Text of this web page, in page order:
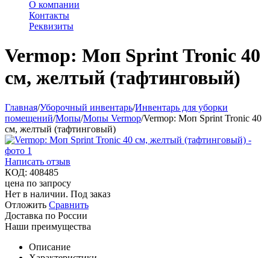
О компании
Контакты
Реквизиты
Vermop: Моп Sprint Tronic 40
cм, желтый (тафтинговый)
Главная/Уборочный инвентарь/Инвентарь для уборки
помещений/Мопы/Мопы Vermop/Vermop: Моп Sprint Tronic 40
cм, желтый (тафтинговый)
Написать отзыв
КОД: 408485
цена по запросу
Нет в наличии. Под заказ
Отложить Сравнить
Доставка по России
Наши преимущества
Описание